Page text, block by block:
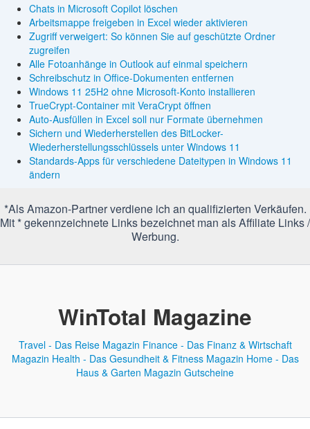
Chats in Microsoft Copilot löschen
Arbeitsmappe freigeben in Excel wieder aktivieren
Zugriff verweigert: So können Sie auf geschützte Ordner
zugreifen
Alle Fotoanhänge in Outlook auf einmal speichern
Schreibschutz in Office-Dokumenten entfernen
Windows 11 25H2 ohne Microsoft-Konto installieren
TrueCrypt-Container mit VeraCrypt öffnen
Auto-Ausfüllen in Excel soll nur Formate übernehmen
Sichern und Wiederherstellen des BitLocker-
Wiederherstellungsschlüssels unter Windows 11
Standards-Apps für verschiedene Dateitypen in Windows 11
ändern
*Als Amazon-Partner verdiene ich an qualifizierten Verkäufen.
Mit * gekennzeichnete Links bezeichnet man als Affiliate Links /
Werbung.
WinTotal Magazine
Travel - Das Reise Magazin Finance - Das Finanz & Wirtschaft
Magazin Health - Das Gesundheit & Fitness Magazin Home - Das
Haus & Garten Magazin Gutscheine